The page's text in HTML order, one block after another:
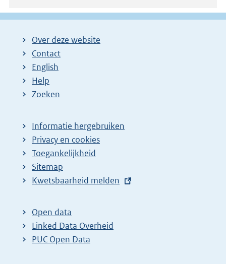
Over deze website
Contact
English
Help
Zoeken
Informatie hergebruiken
Privacy en cookies
Toegankelijkheid
Sitemap
E
t
e
r
Kwetsbaarheid melden
Open data
Linked Data Overheid
PUC Open Data